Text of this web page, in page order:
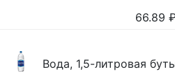
66.89
Вода, 1,5-литровая